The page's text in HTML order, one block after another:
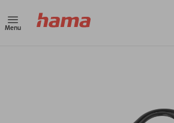
Menu